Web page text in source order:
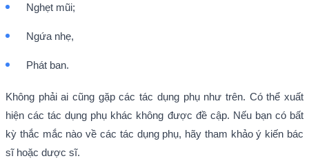
Nghẹt mũi;
Ngứa nhẹ,
Phát ban.
Không phải ai cũng gặp các tác dụng phụ như trên. Có thể xuất
hiện các tác dụng phụ khác không được đề cập. Nếu bạn có bất
kỳ thắc mắc nào về các tác dụng phụ, hãy tham khảo ý kiến bác
sĩ hoặc dược sĩ.